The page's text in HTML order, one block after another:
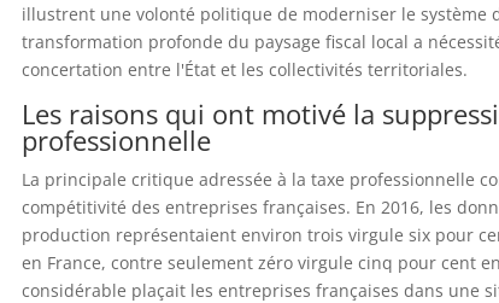
illustrent une volonté politique de moderniser le système
transformation profonde du paysage fiscal local a
concertation entre l'État et les collectivités territoriales.
Les raisons qui ont motivé la
professionnelle
La principale critique adressée à la taxe professionnelle
compétitivité des entreprises françaises. En 2016, les
production représentaient environ trois virgule six pour
en France, contre seulement zéro virgule cinq pour cent
considérable plaçait les entreprises françaises dans une